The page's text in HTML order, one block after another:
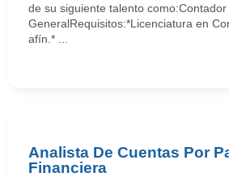
de su siguiente talento como:Contador
GeneralRequisitos:*Licenciatura en
afín.* ...
Analista De Cuentas Por
Financiera